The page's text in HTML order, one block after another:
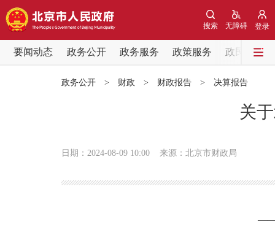
登录
无障碍
搜索
要闻动态 政务公开 政务服务 政策服务
政民互动
政务公开 > 财政 > 财政报告 > 决算报告
关
日期：2024-08-09 10:00 来源：北京市财政局